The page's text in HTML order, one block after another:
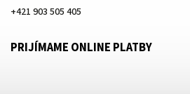
+421 903 505 405
PRIJÍMAME ONLINE PLATBY